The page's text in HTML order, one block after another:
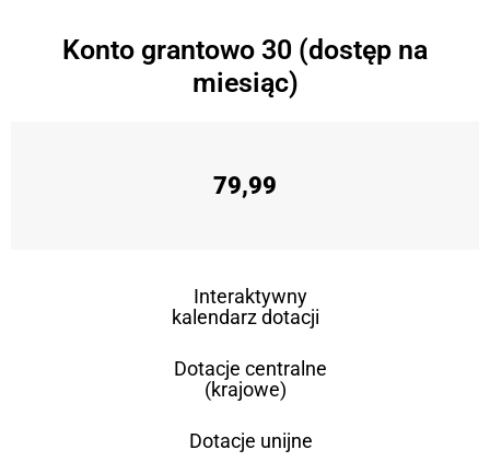
Konto grantowo 30 (dostęp na
miesiąc)
79,99
Interaktywny
kalendarz dotacji
Dotacje centralne
(krajowe)
Dotacje unijne